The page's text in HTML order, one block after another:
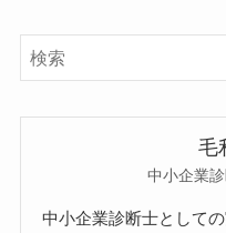
毛
中小企業
中小企業診断士として